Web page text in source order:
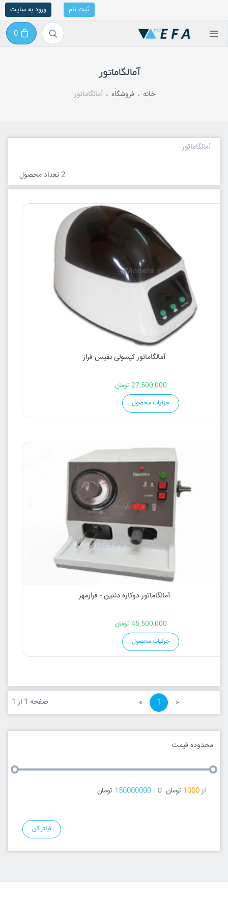
ثبت نام ورود به سایت
0
آمالگاماتور
خانه فروشگاه آمالگاماتور
آمالگاماتور
2 تعداد محصول
آمالگاماتور کپسولی نفیس فراز
27,500,000 تومان
جزئیات محصول
آمالگاماتور دوکاره دنتین - فرازمهر
45,500,000 تومان
جزئیات محصول
« 1 » صفحه 1 از 1
محدوده قیمت
از1000 تومان تا 150000000 تومان
فیلتر کن